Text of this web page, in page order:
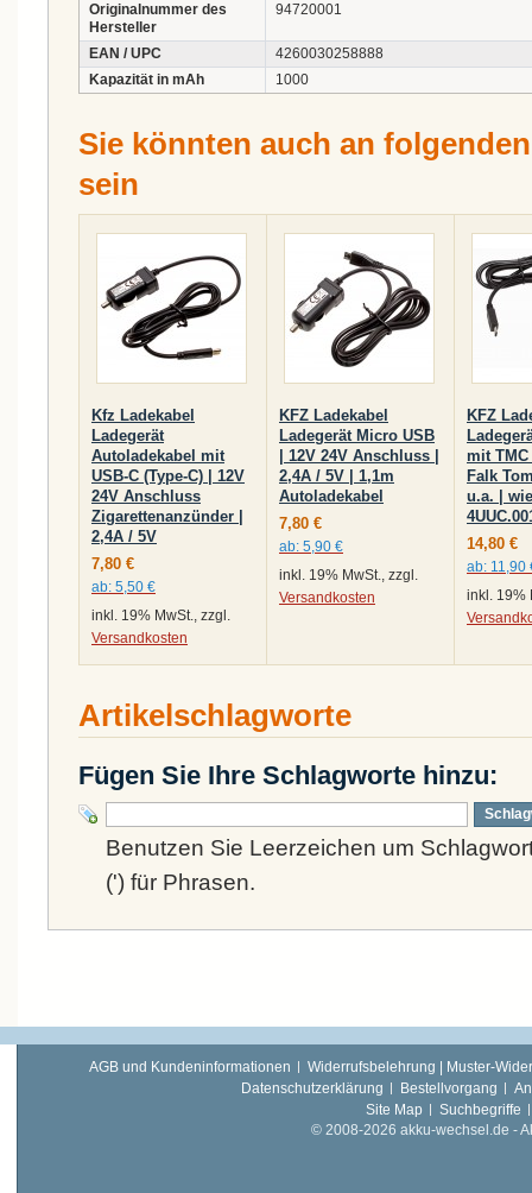
Originalnummer des
Hersteller
94720001
EAN / UPC
4260030258888
Kapazität in mAh
1000
Sie könnten auch an
sein
Kfz Ladekabel
Ladegerät
Autoladekabel mit
USB-C (Type-C) | 12V
24V Anschluss
Zigarettenanzünder |
2,4A / 5V
7,80 €
ab: 5,50 €
inkl. 19% MwSt., zzgl.
Versandkosten
KFZ Ladekabel
Ladegerät Micro USB
| 12V 24V Anschluss |
2,4A / 5V | 1,1m
Autoladekabel
7,80 €
ab: 5,90 €
inkl. 19% MwSt., zzgl.
Versandkosten
KFZ
mit
Falk
u.a. |
14,80 €
ab: 11,90
inkl. 19%
Artikelschlagworte
Fügen Sie Ihre Schlagworte hinzu:
Benutzen Sie Leerzeichen um
(') für Phrasen.
AGB und Kundeninformationen
Widerrufsbelehrung | Muster-
Datenschutzerklärung
Bestellvorgang
Site Map
Suchbegriffe
© 2008-2026 akku-wechsel.de -